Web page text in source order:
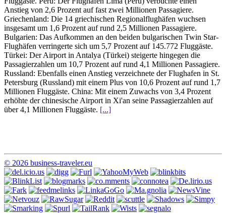
Anstieg von 2,6 Prozent auf fast zwei Millionen Passagiere.
Griechenland: Die 14 griechischen Regionalflughäfen wuchsen
insgesamt um 1,6 Prozent auf rund 2,5 Millionen Passagiere.
Bulgarien: Das Aufkommen an den beiden bulgarischen Twin Star-
Flughäfen verringerte sich um 5,7 Prozent auf 145.772 Fluggäste.
Türkei: Der Airport in Antalya (Türkei) steigerte hingegen die
Passagierzahlen um 10,7 Prozent auf rund 4,1 Millionen Passagiere.
Russland: Ebenfalls einen Anstieg verzeichnete der Flughafen in St.
Petersburg (Russland) mit einem Plus von 10,6 Prozent auf rund 1,7
Millionen Fluggäste. China: Mit einem Zuwachs von 3,4 Prozent
erhöhte der chinesische Airport in Xi'an seine Passagierzahlen auf
über 4,1 Millionen Fluggäste. [...]
© 2026 business-traveler.eu